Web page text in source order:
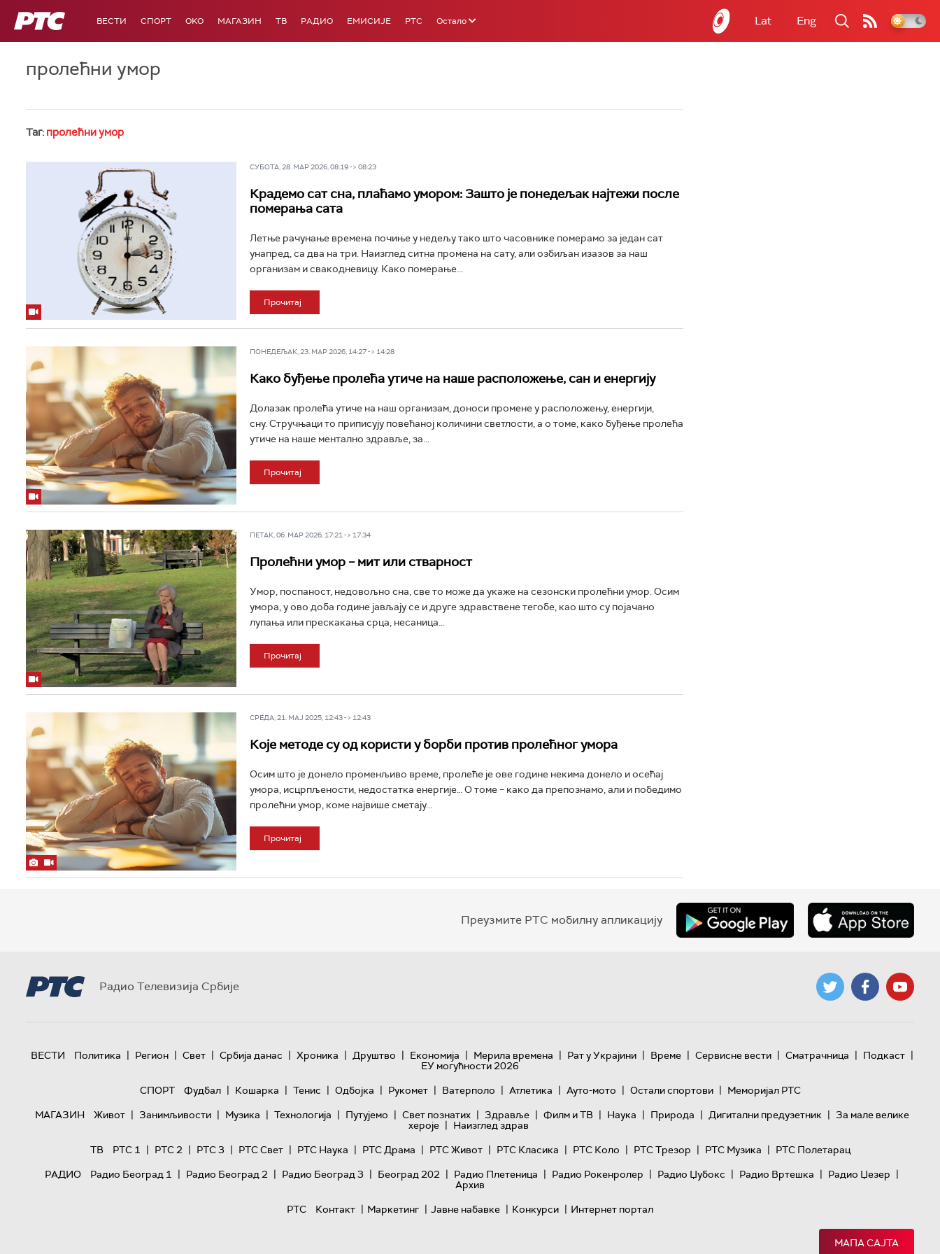
РТС ВЕСТИ СПОРТ OKO МАГАЗИН ТВ РАДИО ЕМИСИЈЕ РТС Остало Lat Eng
пролећни умор
Таг: пролећни умор
СУБОТА, 28. МАР 2026, 08:19 -> 08:23
Крадемо сат сна, плаћамо умором: Зашто је понедељак најтежи после
померања сата
Летње рачунање времена почиње у недељу тако што часовнике померамо за један сат
унапред, са два на три. Наизглед ситна промена на сату, али озбиљан изазов за наш
организам и свакодневицу. Како померање...
Прочитај
ПОНЕДЕЉАК, 23. МАР 2026, 14:27 -> 14:28
Како буђење пролећа утиче на наше расположење, сан и енергију
Долазак пролећа утиче на наш организам, доноси промене у расположењу, енергији,
сну. Стручњаци то приписују повећаној количини светлости, а о томе, како буђење пролећа
утиче на наше ментално здравље, за...
Прочитај
ПЕТАК, 06. МАР 2026, 17:21 -> 17:34
Пролећни умор – мит или стварност
Умор, поспаност, недовољно сна, све то може да укаже на сезонски пролећни умор. Осим
умора, у ово доба године јављају се и друге здравствене тегобе, као што су појачано
лупања или прескакања срца, несаница...
Прочитај
СРЕДА, 21. МАЈ 2025, 12:43 -> 12:43
Које методе су од користи у борби против пролећног умора
Осим што је донело променљиво време, пролеће је ове године некима донело и осећај
умора, исцрпљености, недостатка енергије… O томе – како да препознамо, али и победимо
пролећни умор, коме највише сметају...
Прочитај
Преузмите РТС мобилну апликацију
Радио Телевизија Србије
ВЕСТИ Политика | Регион | Свет | Србија данас | Хроника | Друштво | Економија | Мерила времена | Рат у Украјини | Време | Сервисне вести | Сматрачница | Подкаст |
ЕУ могућности 2026
СПОРТ
Фудбал | Кошарка | Тенис | Одбојка | Рукомет | Ватерполо | Атлетика | Ауто-мото | Остали спортови | Меморијал РТС
МАГАЗИН
Живот | Занимљивости | Музика | Технологијa | Путујемо | Свет познатих | Здравље | Филм и ТВ | Наука | Природа | Дигитални предузетник | За мале велике
хероје | Наизглед здрав
ТВ
РТС 1 | РТС 2 | РТС 3 | РТС Свет | РТС Наука | РТС Драма | РТС Живот | РТС Класика | РТС Коло | РТС Трезор | РТС Музика | РТС Полетарац
РАДИО
Радио Београд 1 | Радио Београд 2 | Радио Београд 3 | Београд 202 | Радио Плетеница | Радио Рокенролер | Радио Џубокс | Радио Вртешка | Радио Џезер |
Архив
РТС
Контакт | Маркетинг | Јавне набавке | Конкурси | Интернет портал
МАПА САЈТА